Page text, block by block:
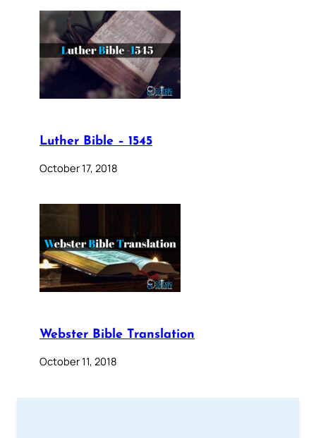
Luther Bible – 1545
October 17, 2018
Webster Bible Translation
October 11, 2018